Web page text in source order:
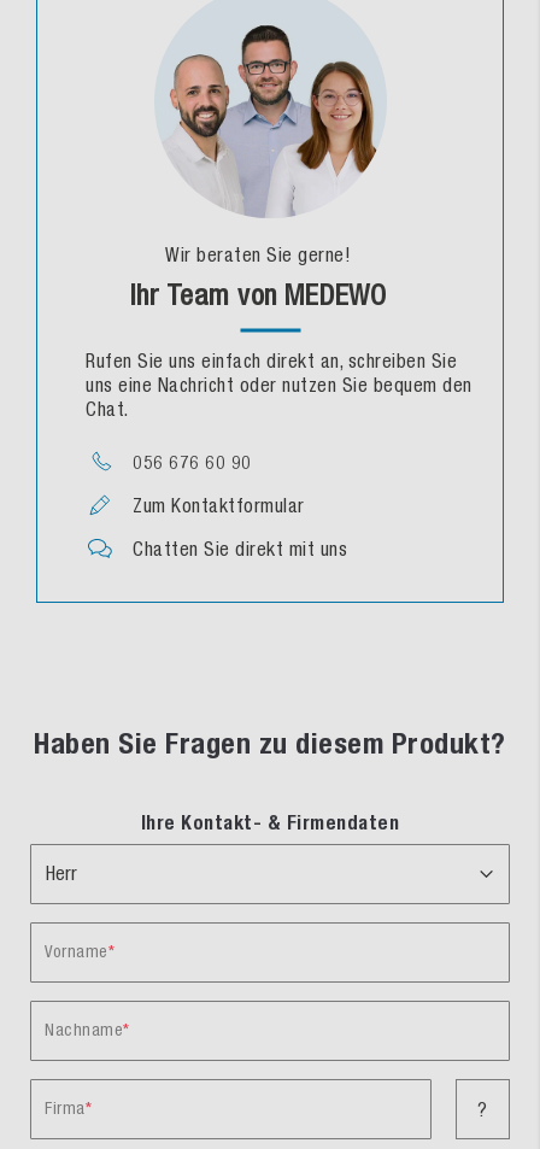
Wir beraten Sie gerne!
Ihr Team von MEDEWO
Rufen Sie uns einfach direkt an, schreiben Sie
uns eine Nachricht oder nutzen Sie bequem den
Chat.
056 676 60 90
Zum Kontaktformular
Chatten Sie direkt mit uns
Haben Sie Fragen zu diesem Produkt?
Ihre Kontakt- & Firmendaten
Vorname
Nachname
Firma ?